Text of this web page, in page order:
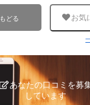
もどる お気
あなたの口コミを募
しています